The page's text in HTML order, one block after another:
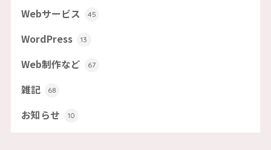
Webサービス 45
WordPress 13
Web制作など 67
雑記 68
お知らせ 10